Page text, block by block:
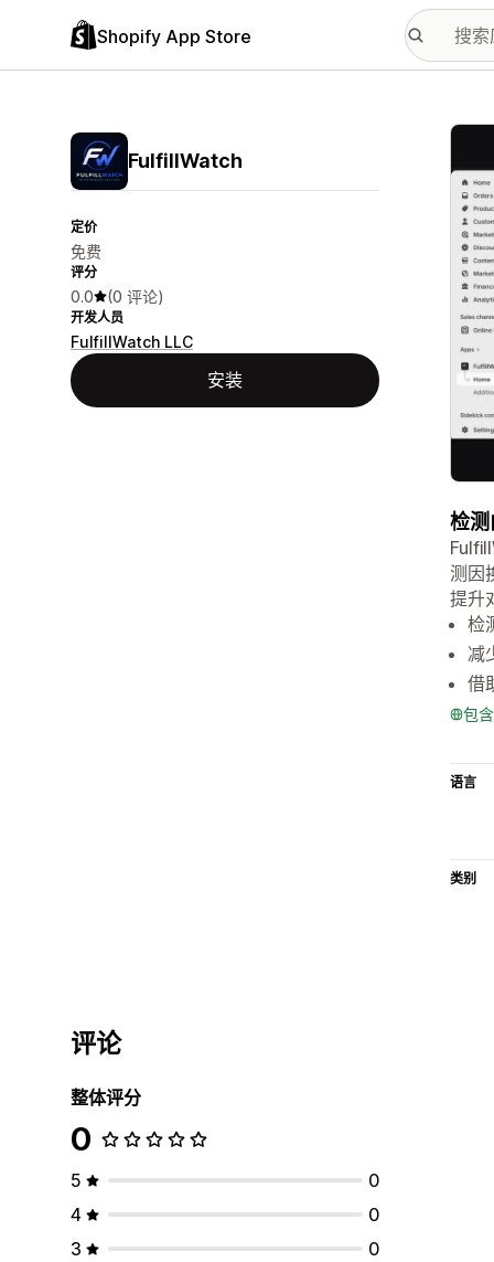
Shopify App Store
FulfillWatch
定价
免费
评分
0.0 (0 评论)
开发人员
FulfillWatch LLC
安装
配图
检测
测因
提升
检
减
借
包
语言
类别
评论
整体评分
0
5
0
4
0
3
0